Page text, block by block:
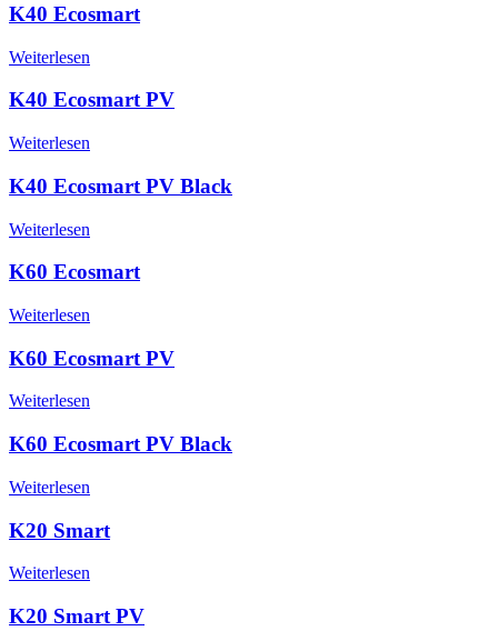
K40 Ecosmart
Weiterlesen
K40 Ecosmart PV
Weiterlesen
K40 Ecosmart PV Black
Weiterlesen
K60 Ecosmart
Weiterlesen
K60 Ecosmart PV
Weiterlesen
K60 Ecosmart PV Black
Weiterlesen
K20 Smart
Weiterlesen
K20 Smart PV